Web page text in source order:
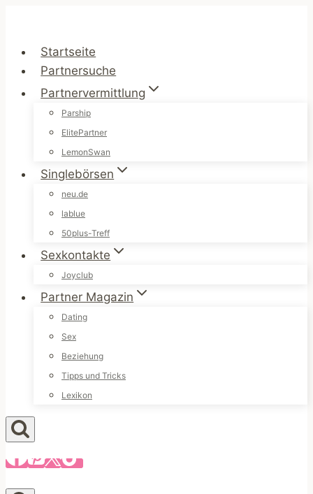
springenStartseite
Partnersuche
Partnervermittlung
Parship
ElitePartner
LemonSwan
Singlebörsen
neu.de
lablue
50plus-Treff
Sexkontakte
Joyclub
Partner Magazin
Dating
Sex
Beziehung
Tipps und Tricks
Lexikon